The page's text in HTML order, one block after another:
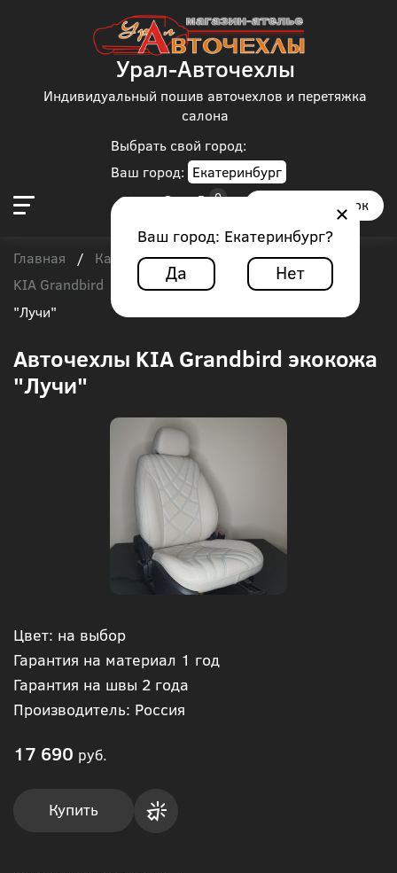
Выбрать свой город:
Ваш город: Екатеринбург
Ваш город: Екатеринбург?
Да Нет
Урал-Авточехлы
Индивидуальный пошив авточехлов и перетяжка
салона
Заказать звонок
Главная / Каталог чехлов / Автобус /
KIA Grandbird
Авточехлы KIA Grandbird экокожа
"Лучи"
Авточехлы KIA Grandbird экокожа
"Лучи"
Цвет: на выбор
Гарантия на материал 1 год
Гарантия на швы 2 года
Производитель: Россия
17 690 руб.
Купить